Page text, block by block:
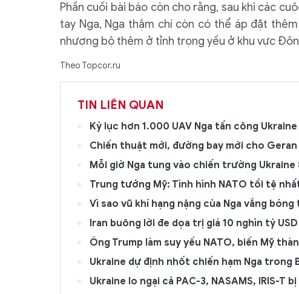
Phần cuối bài báo còn cho rằng, sau khi các
tay Nga, Nga thậm chí còn có thể áp đặt
nhượng bộ thêm ở tỉnh trọng yếu ở khu vực
Theo Topcor.ru
TIN LIÊN QUAN
Kỷ lục hơn 1.000 UAV Nga tấn công
Chiến thuật mới, đường bay mới cho Geran
Mỗi giờ Nga tung vào chiến trường Ukraine
Trung tướng Mỹ: Tình hình NATO tồi tệ
Vì sao vũ khí hạng nặng của Nga vắng
Iran buông lời đe dọa trị giá 10 nghìn tỷ USD
Ông Trump làm suy yếu NATO, biến Mỹ
Ukraine dự định nhốt chiến hạm Nga trong
Ukraine lo ngại cả PAC-3, NASAMS, IRIS-T